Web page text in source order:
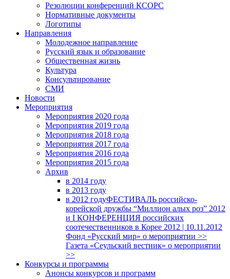
Резолюции конференций КСОРС
Нормативные документы
Логотипы
Направления
Молодежное направление
Русский язык и образование
Общественная жизнь
Культура
Консультирование
СМИ
Новости
Мероприятия
Мероприятия 2020 года
Мероприятия 2019 года
Мероприятия 2018 годa
Мероприятия 2017 года
Мероприятия 2016 года
Мероприятия 2015 года
Архив
в 2014 году
в 2013 году
в 2012 годуФЕСТИВАЛЬ российско-
корейской дружбы “Миллион алых роз” 2012
и I КОНФЕРЕНЦИЯ российских
соотечественников в Корее 2012 | 10.11.2012
Фонд «Русский мир» о мероприятии >>
Газета «Сеульский вестник» о мероприятии
>>
Конкурсы и программы
Анонсы конкурсов и программ